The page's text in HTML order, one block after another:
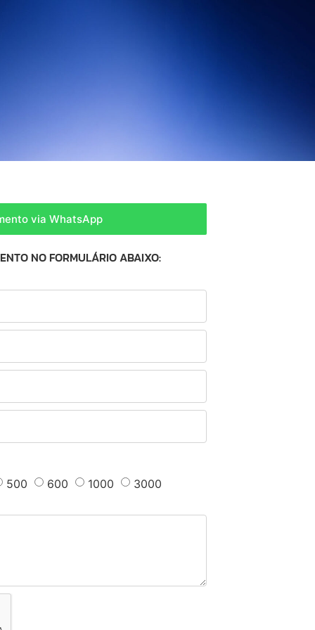
via WhatsApp
NO FORMULÁRIO ABAIXO:
500 600 1000
3000